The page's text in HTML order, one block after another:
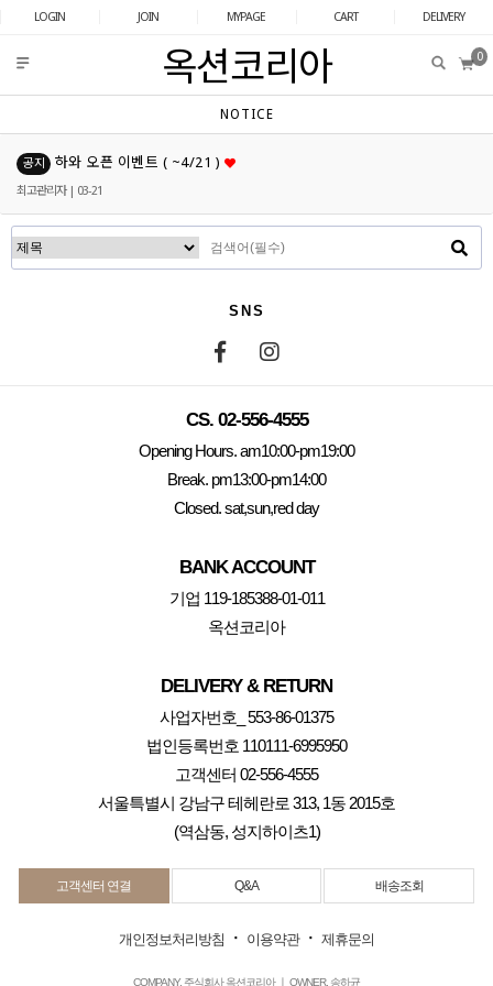
LOGIN JOIN MYPAGE CART DELIVERY
옥션코리아 0
NOTICE
공지 하와 오픈 이벤트 ( ~4/21 )
최고관리자| 03-21
SNS
CS. 02-556-4555
Opening Hours. am10:00-pm19:00
Break. pm13:00-pm14:00
Closed. sat,sun,red day
BANK ACCOUNT
기업 119-185388-01-011
옥션코리아
DELIVERY & RETURN
사업자번호_ 553-86-01375
법인등록번호 110111-6995950
고객센터 02-556-4555
서울특별시 강남구 테헤란로 313, 1동 2015호
(역삼동, 성지하이츠1)
고객센터 연결 Q&A 배송조회
개인정보처리방침 · 이용약관 · 제휴문의
COMPANY. 주식회사 옥션코리아 ㅣ OWNER. 송하균